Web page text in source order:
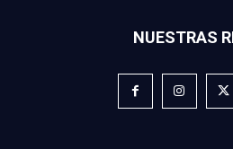
NUESTRAS